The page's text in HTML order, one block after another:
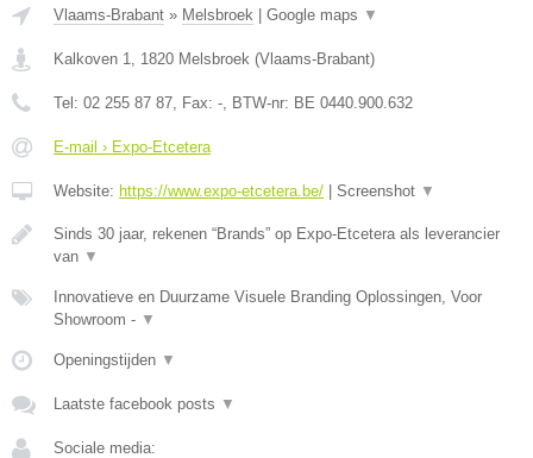
Vlaams-Brabant » Melsbroek | Google maps ▼
Kalkoven 1 1820 Melsbroek (Vlaams-Brabant)
Tel: 02 255 87 87 , Fax: - , BTW-nr: BE 0440.900.632
E-mail › Expo-Etcetera
Website: https://www.expo-etcetera.be/ | Screenshot ▼
Sinds 30 jaar, rekenen “Brands” op Expo-Etcetera als leverancier
van ▼
Innovatieve en Duurzame Visuele Branding Oplossingen, Voor
Showroom - ▼
Openingstijden ▼
Laatste facebook posts ▼
Sociale media: